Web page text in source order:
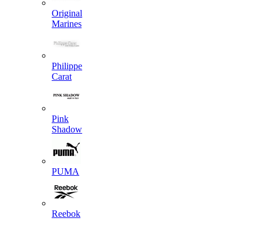
Original
Marines
Philippe
Carat
Pink
Shadow
PUMA
Reebok